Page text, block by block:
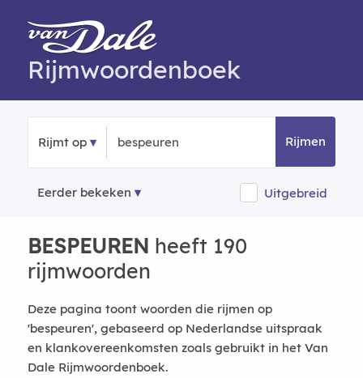
Rijmwoordenboek
Rijmt op Rijmen
Eerder bekeken Uitgebreid
BESPEUREN heeft 190
rijmwoorden
Deze pagina toont woorden die rijmen op
'bespeuren', gebaseerd op Nederlandse uitspraak
en klankovereenkomsten zoals gebruikt in het Van
Dale Rijmwoordenboek.